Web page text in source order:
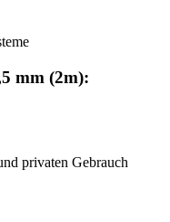
mm (2m):
privaten Gebrauch